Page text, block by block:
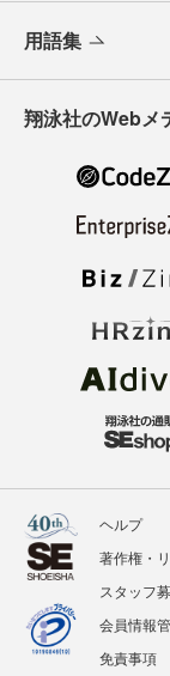
用語集
翔泳社のWebメ
ヘルプ
著作権・
スタッフ
会員情報
免責事項